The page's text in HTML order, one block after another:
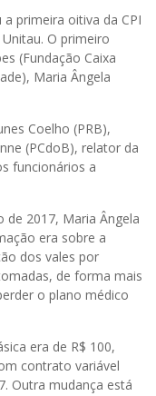
primeira oitiva da CPI
O primeiro
(Fundação Caixa
Maria Ângela
Coelho (PRB),
(PCdoB), relator da
funcionários a
de 2017, Maria Ângela
era sobre a
dos vales por
de forma mais
o plano médico
era de R$ 100,
contrato variável
Outra mudança está